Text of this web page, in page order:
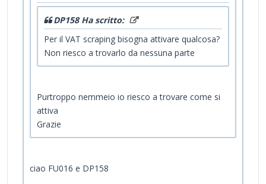
DP158 Ha scritto:
Per il VAT scraping bisogna attivare qualcosa?
Non riesco a trovarlo da nessuna parte
Purtroppo nemmeio io riesco a trovare come si
attiva
Grazie
ciao FU016 e DP158